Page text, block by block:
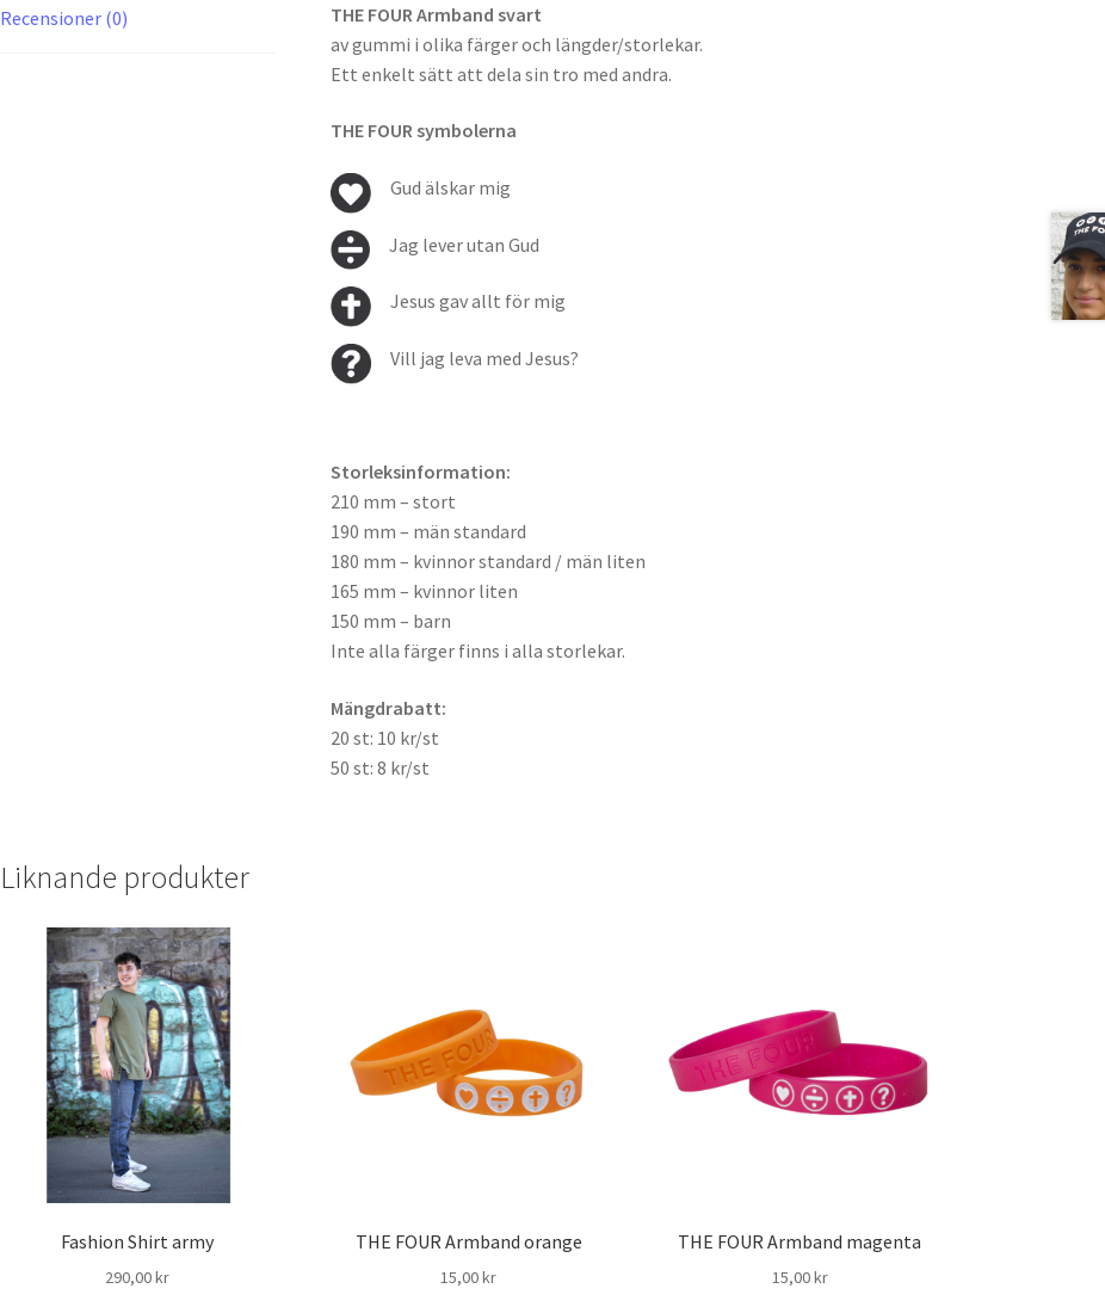
Recensioner (0)
THE FOUR Armband svart
av gummi i olika färger och längder/storlekar.
Ett enkelt sätt att dela sin tro med andra.
THE FOUR symbolerna
Gud älskar mig
Jag lever utan Gud
Jesus gav allt för mig
Vill jag leva med Jesus?
Storleksinformation:
210 mm – stort
190 mm – män standard
180 mm – kvinnor standard / män liten
165 mm – kvinnor liten
150 mm – barn
Inte alla färger finns i alla storlekar.
Mängdrabatt:
20 st: 10 kr/st
50 st: 8 kr/st
Liknande produkter
Fashion Shirt army
290,00kr
THE FOUR Armband orange
15,00kr
THE FOUR Armband magenta
15,00kr